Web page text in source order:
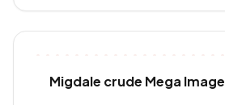
Migdale crude Mega Image